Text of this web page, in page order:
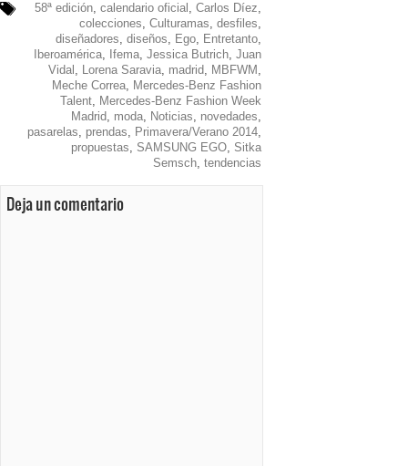
58ª edición, calendario oficial , Carlos Díez,
colecciones, Culturamas, desfiles,
diseñadores, diseños, Ego, Entretanto,
Iberoamérica, Ifema, Jessica Butrich, Juan
Vidal , Lorena Saravia, madrid, MBFWM ,
Meche Correa, Mercedes-Benz Fashion
Talent, Mercedes-Benz Fashion Week
Madrid, moda, Noticias, novedades,
pasarelas, prendas, Primavera/Verano 2014,
propuestas, SAMSUNG EGO, Sitka
Semsch, tendencias
Deja un comentario